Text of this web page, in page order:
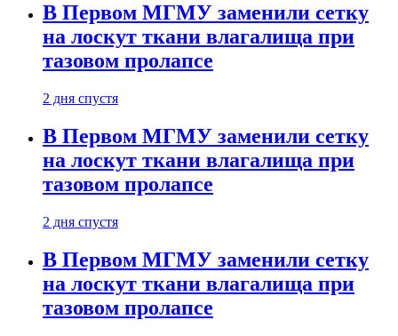
В Первом МГМУ заменили сетку
на лоскут ткани влагалища при
тазовом пролапсе
2 дня спустя
В Первом МГМУ заменили сетку
на лоскут ткани влагалища при
тазовом пролапсе
2 дня спустя
В Первом МГМУ заменили сетку
на лоскут ткани влагалища при
тазовом пролапсе